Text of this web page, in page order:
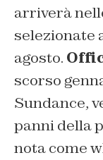
arriverà
selezionate
agosto.
scorso
Sundance,
panni della
nota come